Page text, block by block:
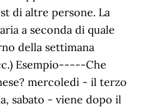
di altre persone. La
a seconda di quale
della settimana
Esempio-----Che
mercoledì - il terzo
sabato - viene dopo il